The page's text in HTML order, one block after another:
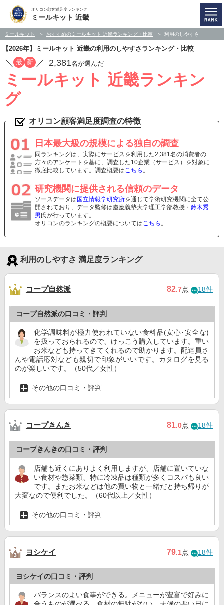
オリコン顧客満足度ランキング
ミールキット 近畿
ミールキット おすすめのミールキット 近畿ランキング・比較 利用のしやすさ
【2026年】ミールキット 近畿の利用のしやすさランキング・比較
／ 最 新 ／ 2,381名が選んだ
ミールキット 近畿ランキン
グ
オリコン顧客満足度調査の特徴
日本最大級の規模による独自の調査
同ランキングは、実際にサービスを利用した2,381名の消費者の
方々のアンケートを基に、調査した10企業（サービス）を対象に
徹底比較しています。調査概要はこちら 。
研究機関に提供される信頼のデータ
ソースデータは 国立情報学研究所を通じて学術研究機関に全て公
開されており、データ監修は慶應義塾大学理工学部教授・ 鈴木秀
男 氏が行っています。
オリコンのランキングの概要についてはこちら 。
利用のしやすさ 満足度ランキング
コープ自然派 82.7点 18件
コープ自然派の口コミ・評判
化学調味料が極力使われていない食料品(安心･安全な)
を扱っておられるので、けっこう購入しています。重い
お米なども持ってきてくれるので助かります。配達員さ
んや電話応対なども親切で印象がいいです。カタログを見る
のが楽しいです。（50代／女性）
その他の口コミ・評判
コープきんき 81.0点 18件
コープきんきの口コミ・評判
店舗も近くにありよく利用しますが、店舗に置いていな
い食材や惣菜類、特に冷凍品は種類が多くコスパも良い
です。またお米などは他の買い物と一緒だと持ち帰りが
大変なので便利でした。（60代以上／女性）
その他の口コミ・評判
ヨシケイ 79.1点 18件
ヨシケイの口コミ・評判
バランスのよい食事ができる。メニューが豊富で好みに